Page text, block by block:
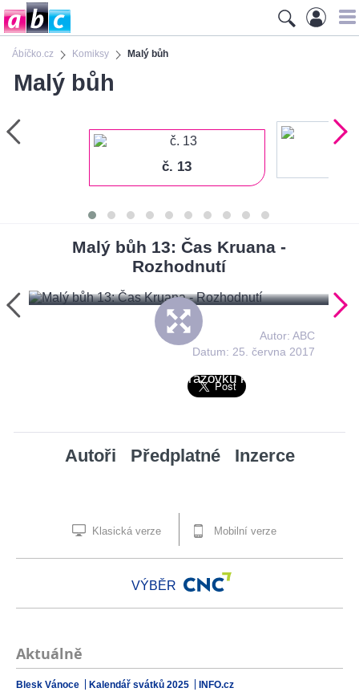
Ábíčko.cz Komiksy Malý bůh
Malý bůh
č. 13
Malý bůh 13: Čas Kruana -
Rozhodnutí
Pro zobrazení na celou obrazovku klikni na ikonu
Autor: ABC
Datum: 25. června 2017
Autoři Předplatné Inzerce
Klasická verze Mobilní verze
VÝBĚR
Aktuálně
Blesk Vánoce Kalendář svátků 2025 INFO.cz